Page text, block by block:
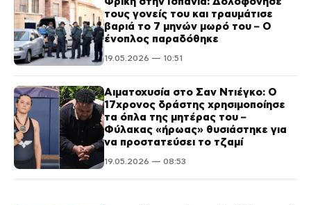
τους γονείς του και τραυμάτισε
βαριά το 7 μηνών μωρό του – Ο
ένοπλος παραδόθηκε
19.05.2026 — 10:51
Αιματοχυσία στο Σαν Ντιέγκο: Ο
17χρονος δράστης χρησιμοποίησε
τα όπλα της μητέρας του –
Φύλακας «ήρωας» θυσιάστηκε για
να προστατεύσει το τζαμί
19.05.2026 — 08:53